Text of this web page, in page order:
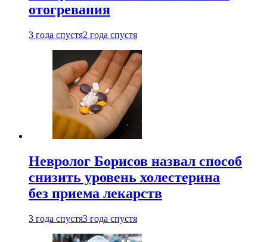
отогревания
3 года спустя2 года спустя
Невролог Борисов назвал способ
снизить уровень холестерина
без приема лекарств
3 года спустя3 года спустя